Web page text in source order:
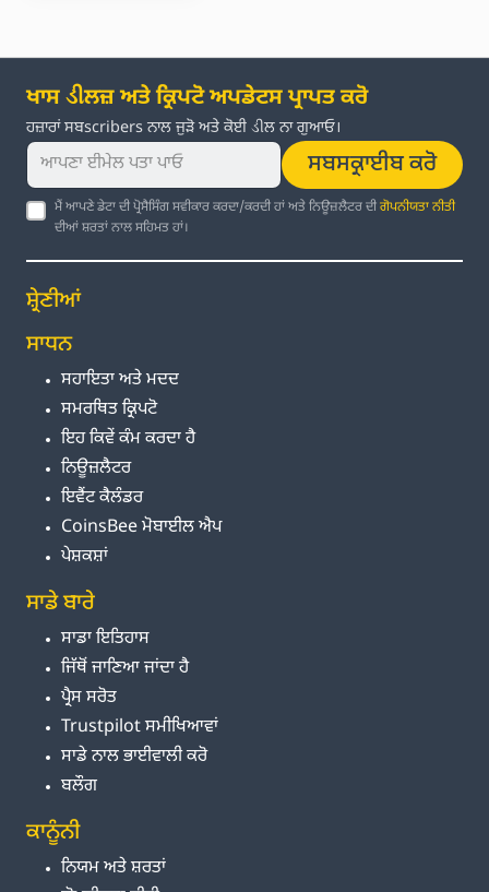
ਖਾਸ ડીਲਜ਼ ਅਤੇ ਕ੍ਰਿਪਟੋ ਅਪਡੇਟਸ ਪ੍ਰਾਪਤ ਕਰੋ
ਹਜ਼ਾਰਾਂ ਸਬscribers ਨਾਲ ਜੁੜੋ ਅਤੇ ਕੋਈ ડીਲ ਨਾ ਗੁਆਓ।
ਸਬਸਕ੍ਰਾਈਬ ਕਰੋ
ਮੈਂ ਆਪਣੇ ਡੇਟਾ ਦੀ ਪ੍ਰੋਸੈਸਿੰਗ ਸਵੀਕਾਰ ਕਰਦਾ/ਕਰਦੀ ਹਾਂ ਅਤੇ ਨਿਊਜ਼ਲੈਟਰ ਦੀਗੋਪਨੀਯਤਾ ਨੀਤੀ
ਦੀਆਂ ਸ਼ਰਤਾਂ ਨਾਲ ਸਹਿਮਤ ਹਾਂ।
ਸ਼੍ਰੇਣੀਆਂ
ਸਾਧਨ
ਸਹਾਇਤਾ ਅਤੇ ਮਦਦ
ਸਮਰਥਿਤ ਕ੍ਰਿਪਟੋ
ਇਹ ਕਿਵੇਂ ਕੰਮ ਕਰਦਾ ਹੈ
ਨਿਊਜ਼ਲੈਟਰ
ਇਵੈਂਟ ਕੈਲੰਡਰ
CoinsBee ਮੋਬਾਈਲ ਐਪ
ਪੇਸ਼ਕਸ਼ਾਂ
ਸਾਡੇ ਬਾਰੇ
ਸਾਡਾ ਇਤਿਹਾਸ
ਜਿੱਥੋਂ ਜਾਣਿਆ ਜਾਂਦਾ ਹੈ
ਪ੍ਰੈਸ ਸਰੋਤ
Trustpilot ਸਮੀਖਿਆਵਾਂ
ਸਾਡੇ ਨਾਲ ਭਾਈਵਾਲੀ ਕਰੋ
ਬਲੌਗ
ਕਾਨੂੰਨੀ
ਨਿਯਮ ਅਤੇ ਸ਼ਰਤਾਂ